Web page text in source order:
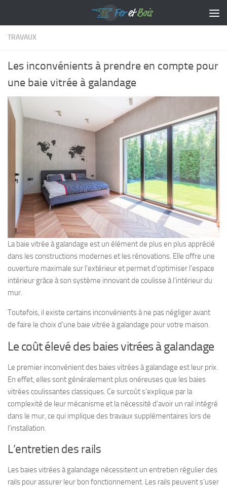
TRAVAUX
Les inconvénients à prendre en compte pour
une baie vitrée à galandage
La baie vitrée à galandage est un élément de plus en plus apprécié
dans les constructions modernes et les rénovations. Elle offre une
ouverture maximale sur l’extérieur et permet d’optimiser l’espace
intérieur grâce à son système innovant de coulisse à l’intérieur du
mur.
Toutefois, il existe certains inconvénients à ne pas négliger avant
de faire le choix d’une baie vitrée à galandage pour votre maison.
Le coût élevé des baies vitrées à galandage
Le premier inconvénient des baies vitrées à galandage est leur prix.
En effet, elles sont généralement plus onéreuses que les baies
vitrées coulissantes classiques. Ce surcoût s’explique par la
complexité de leur mécanisme et la nécessité d’avoir un rail intégré
dans le mur, ce qui implique des travaux supplémentaires lors de
l’installation.
L’entretien des rails
Les baies vitrées à galandage nécessitent un entretien régulier des
rails pour assurer leur bon fonctionnement. Les rails peuvent s’user